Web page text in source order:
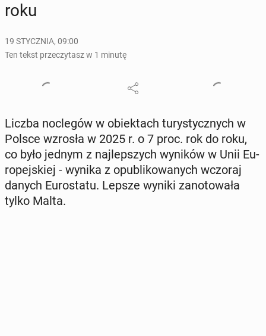
roku
19 STYCZNIA, 09:00
Ten tekst przeczytasz w 1 minutę
Liczba noc­le­gów w obiek­tach tu­ry­stycz­nych w
Polsce wzrosła w 2025 r. o 7 proc. rok do roku,
co było jednym z naj­lep­szych wyników w Unii Eu­
ro­pej­skiej - wynika z opu­bli­ko­wa­nych wczoraj
danych Eu­ro­sta­tu. Lepsze wyniki za­no­to­wa­ła
tylko Malta.